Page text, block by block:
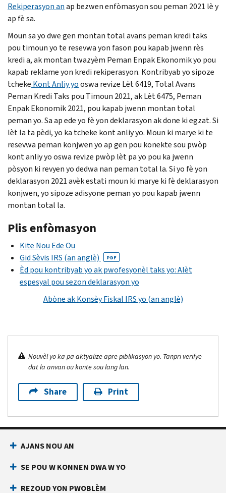
Rekiperasyon anap bezwen enfòmasyon sou peman 2021 lè y
ap fè sa.
Moun sa yo dwe gen montan total avans peman kredi taks
pou timoun yo te resevwa yon fason pou kapab jwenn rès
kredi a, ak montan twazyèm Peman Enpak Ekonomik yo pou
kapab reklame yon kredi rekiperasyon. Kontribyab yo sipoze
tcheke Kont Anliy yooswa revize Lèt 6419, Total Avans
Peman Kredi Taks pou Timoun 2021, ak Lèt 6475, Peman
Enpak Ekonomik 2021, pou kapab jwenn montan total
peman yo. Sa ap ede yo fè yon deklarasyon ak done ki egzat. Si
lèt la ta pèdi, yo ka tcheke kont anliy yo. Moun ki marye ki te
resevwa peman konjwen yo ap gen pou konekte sou pwòp
kont anliy yo oswa revize pwòp lèt pa yo pou ka jwenn
pòsyon ki revyen yo dedwa nan peman total la. Si yo fè yon
deklarasyon 2021 avèk estati moun ki marye ki fè deklarasyon
konjwen, yo sipoze adisyone peman yo pou kapab jwenn
montan total la.
Plis enfòmasyon
Kite Nou Ede Ou
Gid Sèvis IRS (an anglè)
PDF
Èd pou kontribyab yo ak pwofesyonèl taks yo: Alèt
espesyal pou sezon deklarasyon yo
Abòne ak Konsèy Fiskal IRS yo (an anglè)
Nouvèl yo ka pa aktyalize apre piblikasyon yo. Tanpri verifye
dat la anvan ou konte sou lang lan.
Share Print
AJANS NOU AN
SE POU W KONNEN DWA W YO
REZOUD YON PWOBLÈM